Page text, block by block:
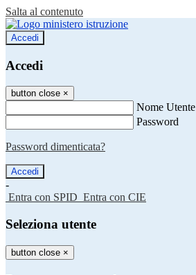
Salta al contenuto
Accedi
Accedi
button close ×
Nome Utente
Password
Password dimenticata?
-
Entra con SPID Entra con CIE
Seleziona utente
button close ×